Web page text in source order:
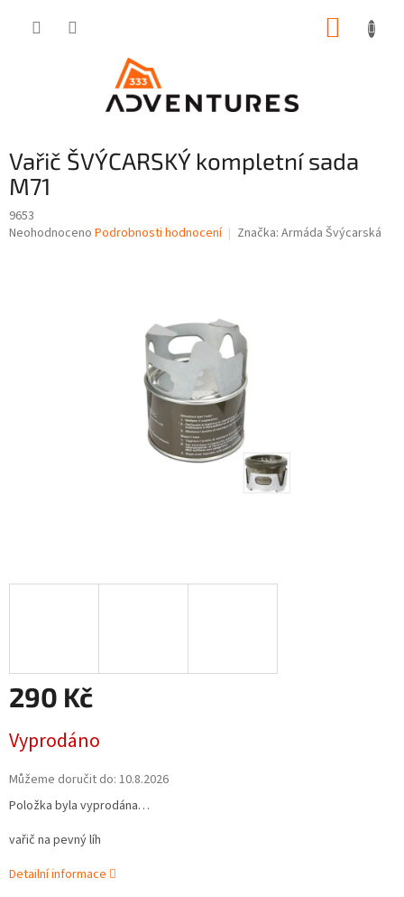
Vařič ŠVÝCARSKÝ kompletní sada
M71
9653
Průměrné
Neohodnoceno Podrobnosti hodnocení Značka: Armáda Švýcarská
290 Kč
cena:
Vyprodáno
Můžeme doručit do: 10.8.2026
Položka byla vyprodána…
vařič na pevný líh
Detailní informace